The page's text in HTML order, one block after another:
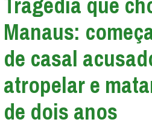
Manaus:
de casal
atropelar e
de dois anos